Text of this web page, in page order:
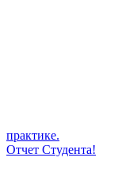
практике.
Отчет Студента!